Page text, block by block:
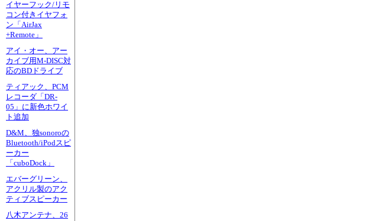
イヤーフック/リモ
コン付きイヤフォ
ン「AirJax
+Remote」
アイ・オー、アー
カイブ用M-DISC対
応のBDドライブ
ティアック、PCM
レコーダ「DR-
05」に新色ホワイ
ト追加
D&M、独sonoroの
Bluetooth/iPodスピ
ーカー
「cuboDock」
エバーグリーン、
アクリル製のアク
ティブスピーカー
八木アンテナ、26